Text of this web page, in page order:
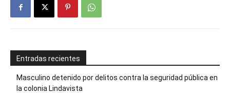
Entradas recientes
Masculino detenido por delitos contra la seguridad pública en
la colonia Lindavista